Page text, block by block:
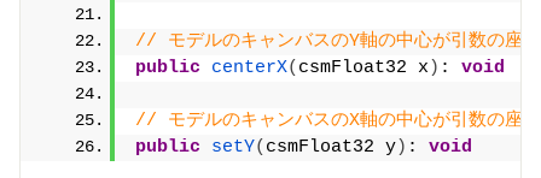
// モデルのキャンバスのY軸の中心が引数の座
public
centerX( csmFloat32 x ) : void
// モデルのキャンバスのX軸の中心が引数の座
public
setY( csmFloat32 y) : void